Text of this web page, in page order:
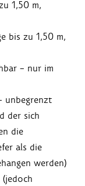
1,50 m,
bis zu 1,50 m,
– nur im
unbegrenzt
der sich
die
als die
werden)